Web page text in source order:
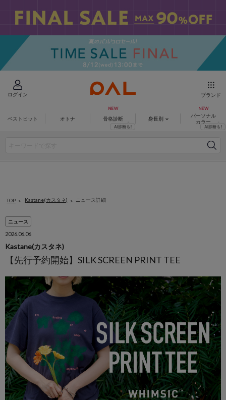
ログイン ブランド
ベストヒット オトナ 骨格診断 身長別
パーソナル
カラー
TOP Kastane(カスタネ) ニュース詳細
ニュース
2026.06.06
Kastane(カスタネ)
【先行予約開始】SILK SCREEN PRINT TEE